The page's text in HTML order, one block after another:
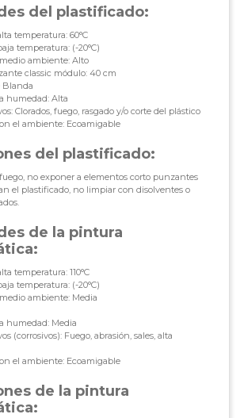
del plastificado:
temperatura: 60°C
temperatura: (-20°C)
ambiente: Alto
classic módulo: 40 cm
Blanda
humedad: Alta
Clorados, fuego, rasgado y/o corte del plástico
el ambiente: Ecoamigable
del plastificado:
no exponer a elementos corto punzantes
el plastificado, no limpiar con disolventes o
de la pintura
temperatura: 110°C
temperatura: (-20°C)
ambiente: Media
humedad: Media
(corrosivos): Fuego, abrasión, sales, alta
el ambiente: Ecoamigable
de la pintura